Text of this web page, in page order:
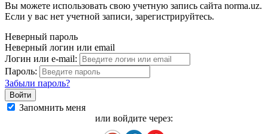
Вы можете использовать свою учетную запись сайта norma.uz.
Если у вас нет учетной записи, зарегистрируйтесь.
Неверный пароль
Неверный логин или email
Логин или e-mail:
Пароль:
Забыли пароль?
Запомнить меня
или войдите через: